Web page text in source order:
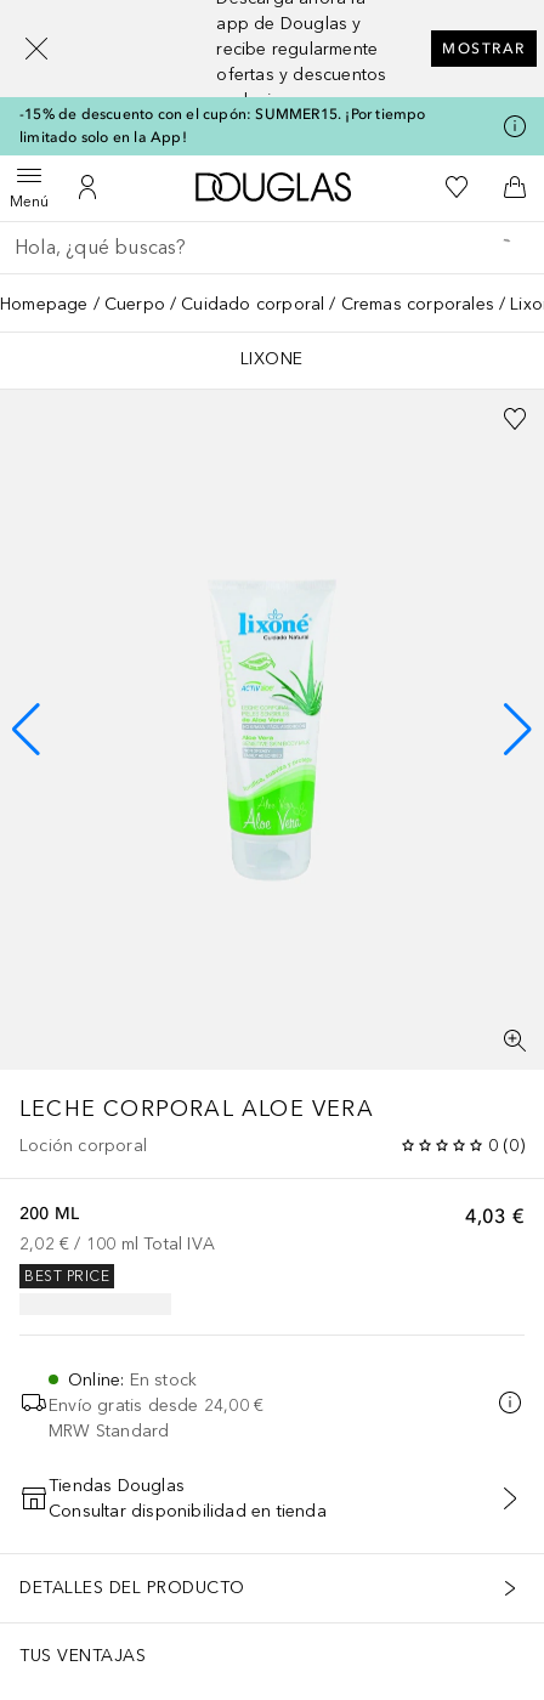
app de Douglas y
recibe regularmente
ofertas y descuentos
exclusivos
MOSTRAR
-15% de descuento con el cupón: SUMMER15. ¡Por tiempo
limitado solo en la App!
MenúAbrir menúMi cuenta
A Douglas HomeMi lista de
A
Regresar
Ejecutar búsqueda
Homepage Cuerpo Cuidado corporal Cremas corporales
LIXONE
LECHE CORPORAL ALOE VERA
Loción corporal 0 (0)
4,03 €
200 ML
2,02 € / 100 ml Total IVA
BEST PRICE
Online: En stock
Envío gratis desde 24,00 €
MRW Standard
AÑADIR AL CARRITO
Tiendas Douglas
Consultar disponibilidad en tienda
DETALLES DEL PRODUCTO
TUS VENTAJAS
[navigation.slideout.screenreader]